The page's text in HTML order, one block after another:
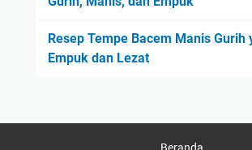
Resep Tempe Bacem Manis Gurih
Empuk dan Lezat